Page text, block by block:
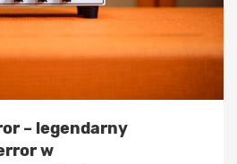
– legendarny
w